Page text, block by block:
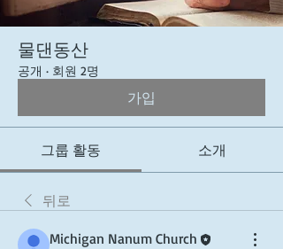
물댄동산
공개 · 회원 2명
가입
그룹 활동 소개
뒤로
Michigan Nanum Church